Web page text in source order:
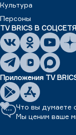
Культура
Персоны
TV BRICS В
Приложения TV
Что вы думаете
Мы ценим ваше